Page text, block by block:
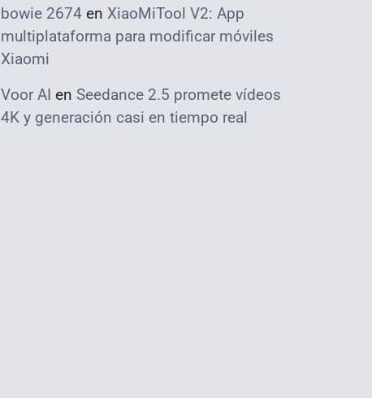
bowie 2674 en XiaoMiTool V2: App
multiplataforma para modificar móviles
Xiaomi
Voor AI en Seedance 2.5 promete vídeos
4K y generación casi en tiempo real